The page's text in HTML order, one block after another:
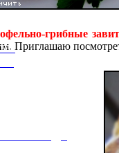
грибные
Приглашаю